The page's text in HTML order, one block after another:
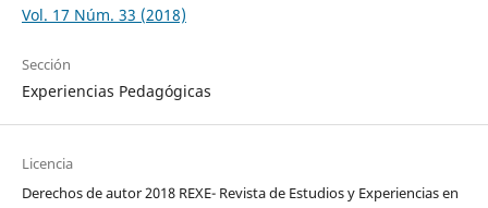
Vol. 17 Núm. 33 (2018)
Sección
Experiencias Pedagógicas
Licencia
Derechos de autor 2018 REXE- Revista de Estudios y Experiencias en